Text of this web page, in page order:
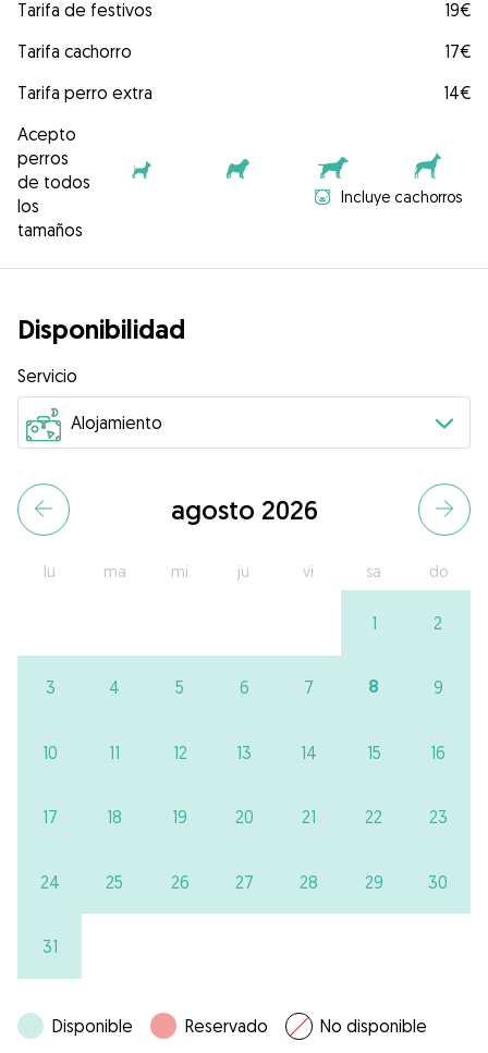
Tarifa de festivos
19€
Tarifa cachorro
17€
Tarifa perro extra
14€
Acepto
perros
de todos
los
tamaños
Incluye cachorros
Disponibilidad
Servicio
agosto 2026
lu ma mi ju vi sa do
1 2
3 4 5 6 7 8 9
10 11 12 13 14 15 16
17 18 19 20 21 22 23
24 25 26 27 28 29 30
31
Disponible Reservado No disponible